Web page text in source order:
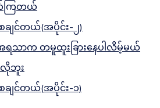
ကြတယ်
ျင်တယ်(အပိုင်း-၂)
ရသာက တမူထူးခြားနေပါလိမ့်မယ်
လိုဘူး
ျင်တယ်(အပိုင်း-၁)